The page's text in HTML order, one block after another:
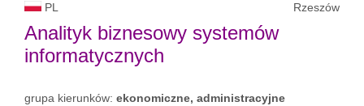
PL Rzeszów
Analityk biznesowy systemów
informatycznych
grupa kierunków: ekonomiczne, administracyjne